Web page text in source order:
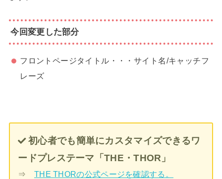
今回変更した部分
フロントページタイトル・・・サイト名/キャッチフ
レーズ
初心者でも簡単にカスタマイズできるワ
ードプレステーマ「THE・THOR」
⇒ THE THORの公式ページを確認する。